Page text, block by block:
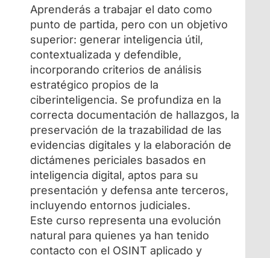
Aprenderás a trabajar el dato como
punto de partida, pero con un objetivo
superior: generar inteligencia útil,
contextualizada y defendible,
incorporando criterios de análisis
estratégico propios de la
ciberinteligencia. Se profundiza en la
correcta documentación de hallazgos, la
preservación de la trazabilidad de las
evidencias digitales y la elaboración de
dictámenes periciales basados en
inteligencia digital, aptos para su
presentación y defensa ante terceros,
incluyendo entornos judiciales.
Este curso representa una evolución
natural para quienes ya han tenido
contacto con el OSINT aplicado y